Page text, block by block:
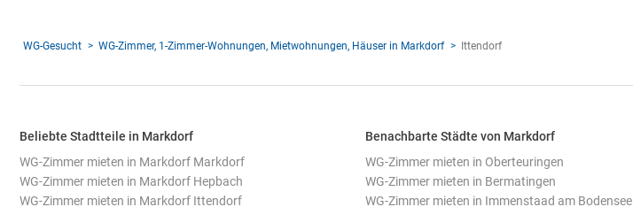
WG-Gesucht WG-Zimmer, 1-Zimmer-Wohnungen, Mietwohnungen, Häuser in Markdorf Ittendorf
Beliebte Stadtteile in Markdorf
WG-Zimmer mieten in Markdorf Markdorf
WG-Zimmer mieten in Markdorf Hepbach
WG-Zimmer mieten in Markdorf Ittendorf
Benachbarte Städte von Markdorf
WG-Zimmer mieten in Oberteuringen
WG-Zimmer mieten in Bermatingen
WG-Zimmer mieten in Immenstaad am Bodensee